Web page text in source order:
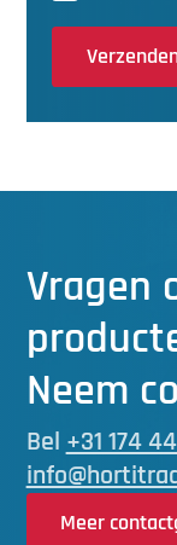
Vragen
Neem
Bel +31 174
Meer